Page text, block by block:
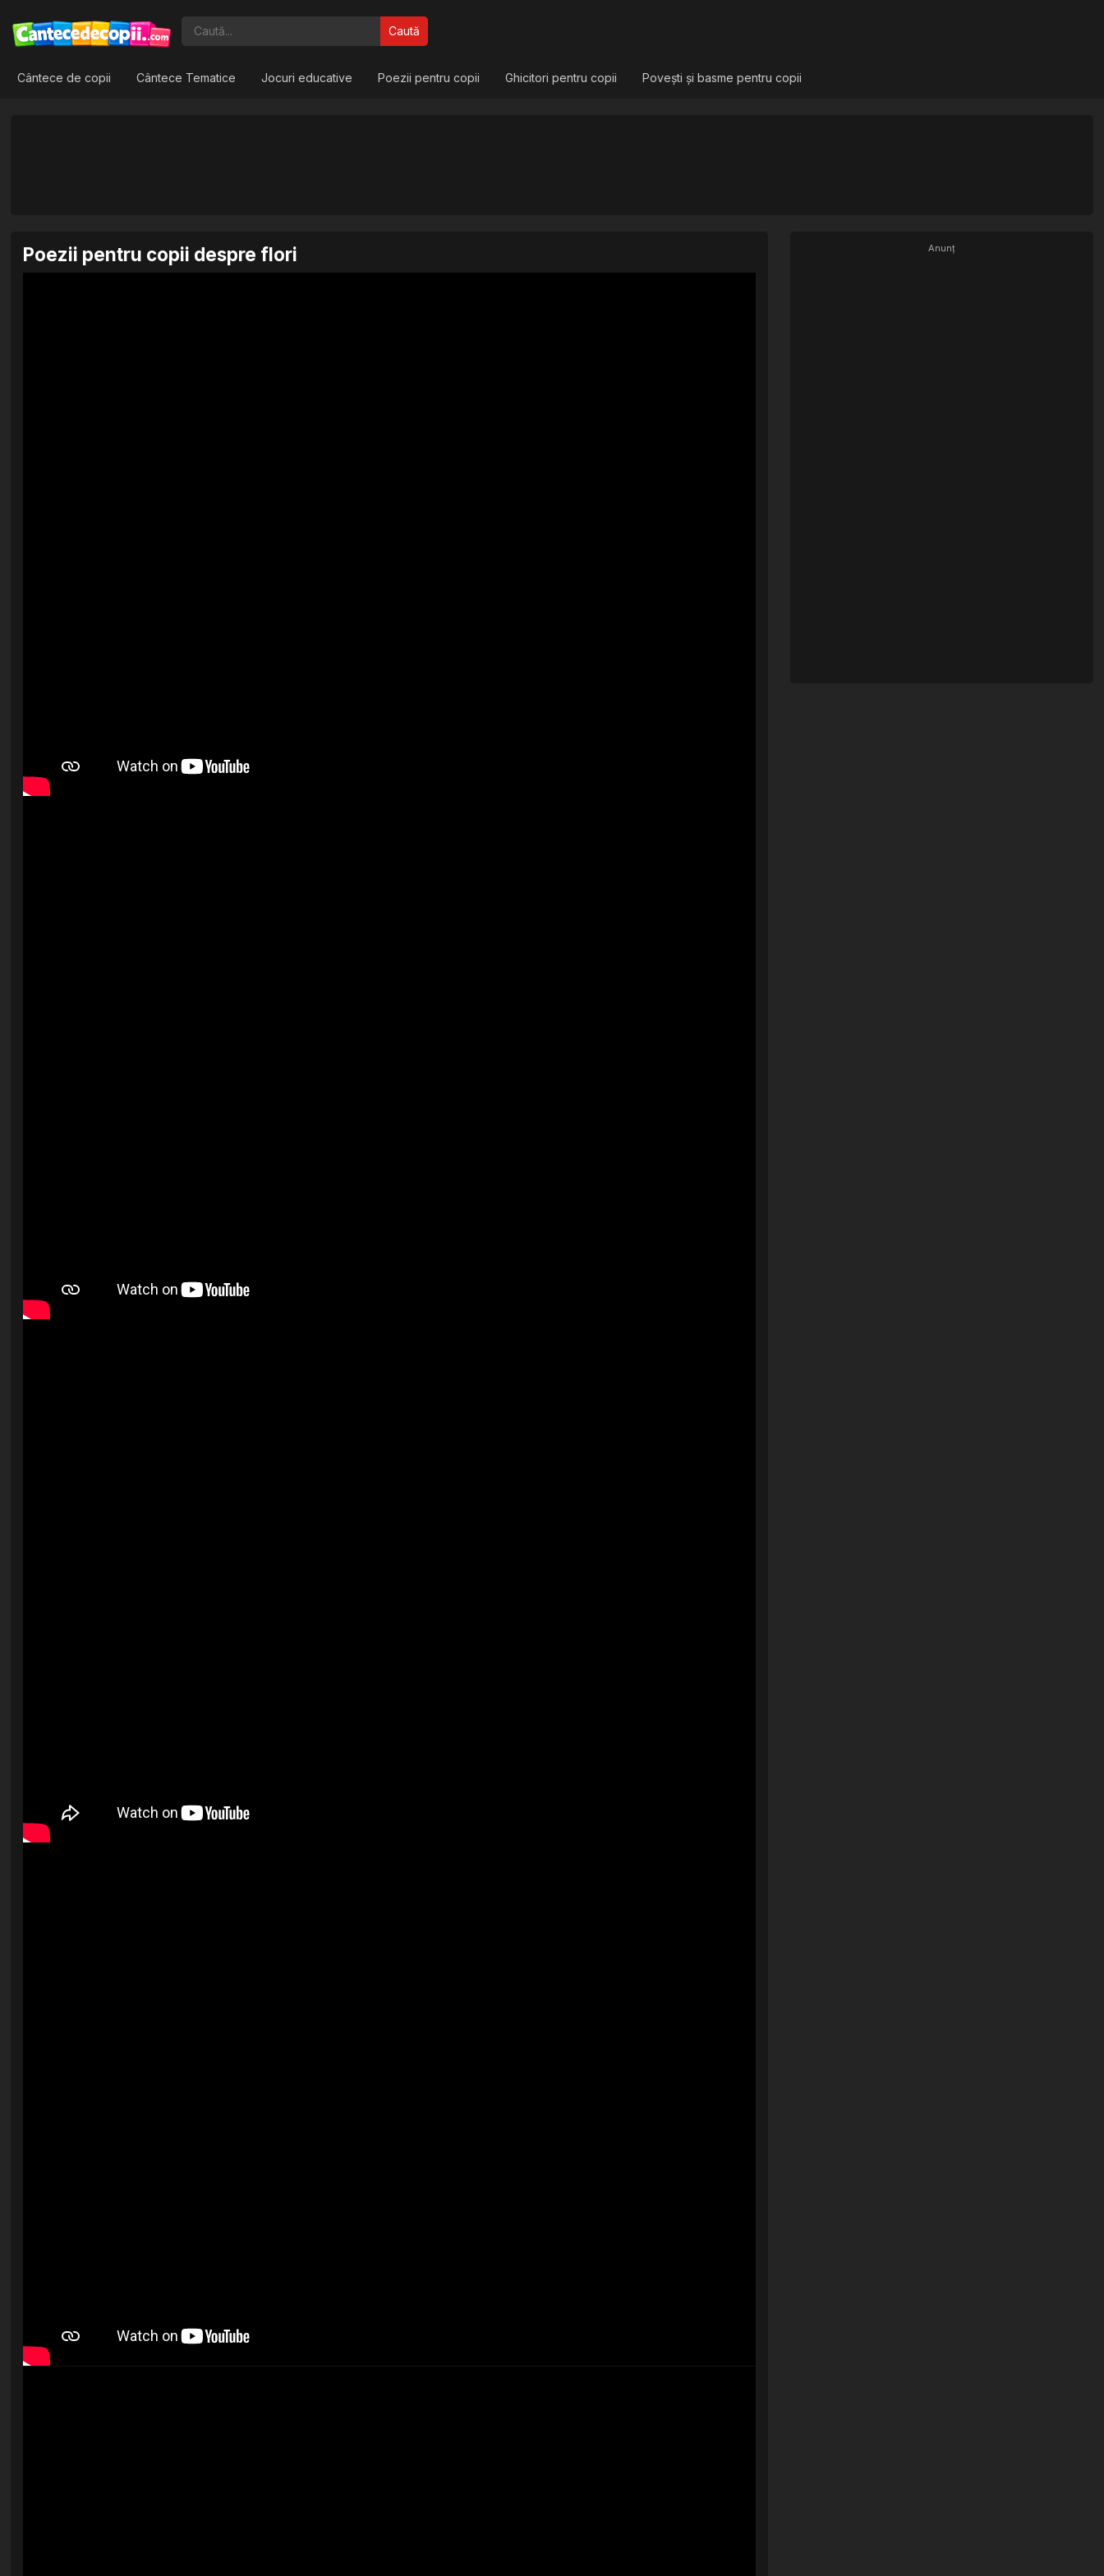
Caută
Cântece de copii Cântece Tematice Jocuri educative Poezii pentru copii Ghicitori pentru copii Povești și basme pentru copii
Poezii pentru copii despre flori Anunț